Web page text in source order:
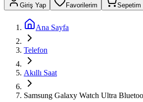
Giriş Yap Favorilerim Sepetim
Ana Sayfa
Telefon
Akıllı Saat
Samsung Galaxy Watch Ultra